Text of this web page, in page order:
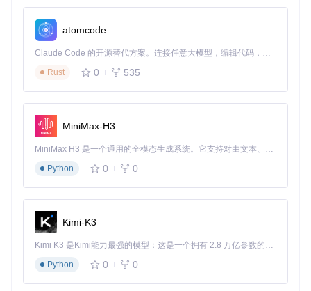
自定义
程度
设备响
依赖云端指令下发
度，更重要的是将数据主权归还给用户，实现真正意义上
的"我的家，我做主"。
打造专属控制通道：本地化集成三步法
第一步：检查设备兼容性
并非所有智能设备都支持本地控制，在开始前，请对照以下清
单检查你的设备：
类型
常见支持品牌
智能
查看产品说明是否支
atomcode
Claude Code 的开源替代方案。连接任意大模型，编辑代码，运行命令，自动验证 — 全自动执行。用 Rust 构建，极致性能。 ｜ An open-source alternative to Claude Code. Connect any LLM, edit code, run commands, and verify changes — autonomously. Built in Rust for speed. Get Started
Rust
0 535
MiniMax-H3
MiniMax H3 是一个通用的全模态生成系统。它支持对由文本、图像、视频和音频组成的多模态上下文进行统一理解，并能生成分辨率高达 2K、时长可达 15 秒的带原生立体声音频的视频。得益于面向任务泛化的系统设计，H3 在预训练阶段就已具备广泛的多模态上下文理解与生成能力，能够出色地执行复杂的多模态指令。
Python
0 0
Kimi-K3
Kimi K3 是Kimi能力最强的模型：这是一个拥有 2.8 万亿参数的混合专家（MoE）模型，具备原生视觉理解能力，并支持 100 万 token 的上下文窗口。
Python
0 0